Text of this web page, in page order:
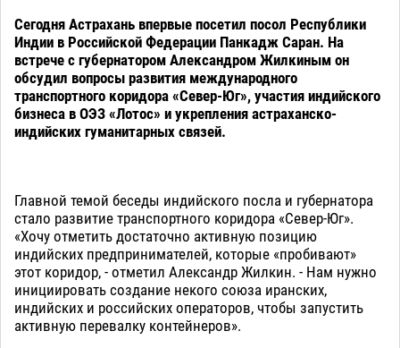
Сегодня Астрахань впервые посетил посол Республики
Индии в Российской Федерации Панкадж Саран. На
встрече с губернатором Александром Жилкиным он
обсудил вопросы развития международного
транспортного коридора «Север-Юг», участия индийского
бизнеса в ОЭЗ «Лотос» и укрепления астраханско-
индийских гуманитарных связей.
Главной темой беседы индийского посла и губернатора
стало развитие транспортного коридора «Север-Юг».
«Хочу отметить достаточно активную позицию
индийских предпринимателей, которые «пробивают»
этот коридор, - отметил Александр Жилкин. - Нам нужно
инициировать создание некого союза иранских,
индийских и российских операторов, чтобы запустить
активную перевалку контейнеров».